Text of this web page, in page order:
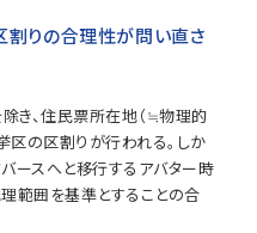
割りの合理性が問い直さ
き、住民票所在地（≒物理的
の区割りが行われる。しか
ースへと移行するアバター時
範囲を基準とすることの合